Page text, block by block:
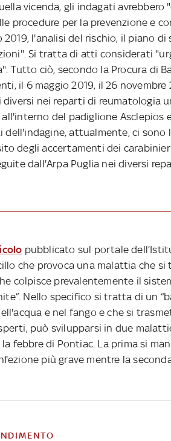
vicenda, gli indagati avrebbero
procedure per la prevenzione e
l'analisi del rischio, il piano di
Si tratta di atti considerati
Tutto ciò, secondo la Procura di
il 6 maggio 2019, il 26 novembre
nei reparti di reumatologia
del padiglione Asclepios
dell'indagine, attualmente, ci sono
degli accertamenti dei
dall'Arpa Puglia nei diversi
pubblicato sul portale
che provoca una malattia che
colpisce prevalentemente il
Nello specifico si tratta di un
e nel fango e che si
può svilupparsi in due
febbre di Pontiac. La prima si
più grave mentre la